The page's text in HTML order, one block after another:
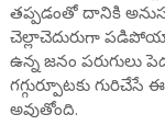
తప్పడంతో దానికి
చెల్లాచెదురుగా
ఉన్న జనం పరుగులు
గగ్గుర్పూటకు
అవుతోంది.